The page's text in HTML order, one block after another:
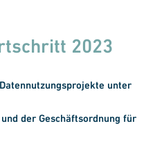
2023
nutzungsprojekte unter
der Geschäftsordnung für